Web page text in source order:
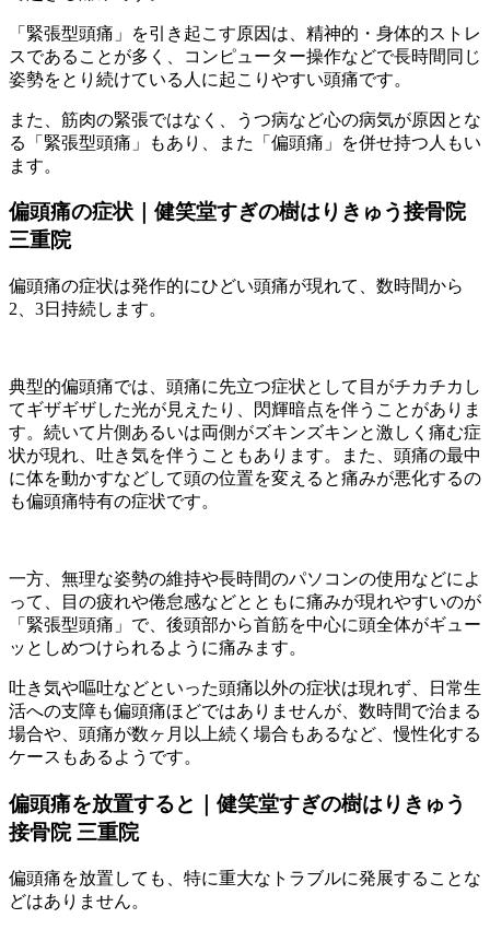
「緊張型頭痛」を引き起こす原因は、精神的・身体的ストレ
スであることが多く、コンピューター操作などで長時間同じ
姿勢をとり続けている人に起こりやすい頭痛です。
また、筋肉の緊張ではなく、うつ病など心の病気が原因とな
る「緊張型頭痛」もあり、また「偏頭痛」を併せ持つ人もい
ます。
偏頭痛の症状｜健笑堂すぎの樹はりきゅう接骨院
三重院
偏頭痛の症状は発作的にひどい頭痛が現れて、数時間から
2、3日持続します。
典型的偏頭痛では、頭痛に先立つ症状として目がチカチカし
てギザギザした光が見えたり、閃輝暗点を伴うことがありま
す。続いて片側あるいは両側がズキンズキンと激しく痛む症
状が現れ、吐き気を伴うこともあります。また、頭痛の最中
に体を動かすなどして頭の位置を変えると痛みが悪化するの
も偏頭痛特有の症状です。
一方、無理な姿勢の維持や長時間のパソコンの使用などによ
って、目の疲れや倦怠感などとともに痛みが現れやすいのが
「緊張型頭痛」で、後頭部から首筋を中心に頭全体がギュー
ッとしめつけられるように痛みます。
吐き気や嘔吐などといった頭痛以外の症状は現れず、日常生
活への支障も偏頭痛ほどではありませんが、数時間で治まる
場合や、頭痛が数ヶ月以上続く場合もあるなど、慢性化する
ケースもあるようです。
偏頭痛を放置すると｜健笑堂すぎの樹はりきゅう
接骨院 三重院
偏頭痛を放置しても、特に重大なトラブルに発展することな
どはありません。